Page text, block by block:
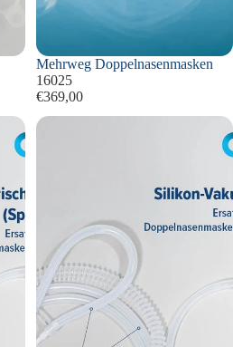
Mehrweg Doppelnasenmasken
16025
€369,00
Silikon-